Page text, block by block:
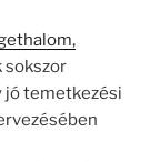
sokszor
jó temetkezési